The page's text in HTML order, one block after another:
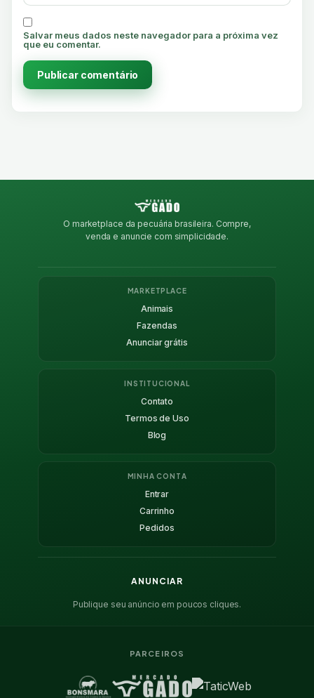
Salvar meus dados neste navegador para a próxima vez
que eu comentar.
O marketplace da pecuária brasileira. Compre,
venda e anuncie com simplicidade.
MARKETPLACE
Animais
Fazendas
Anunciar grátis
INSTITUCIONAL
Contato
Termos de Uso
Blog
MINHA CONTA
Entrar
Carrinho
Pedidos
ANUNCIAR
Publique seu anúncio em poucos cliques.
PARCEIROS